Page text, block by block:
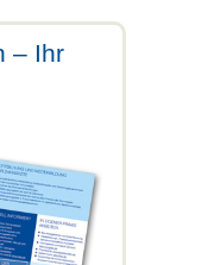
– Ihr